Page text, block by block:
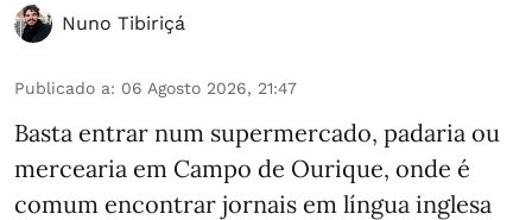
Nuno Tibiriçá
Publicado a: 06 Agosto 2026, 21:47
Basta entrar num supermercado, padaria ou
mercearia em Campo de Ourique, onde é
comum encontrar jornais em língua inglesa